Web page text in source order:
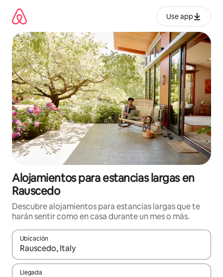
contenido
Use app
Alojamientos para estancias largas en
Rauscedo
Descubre alojamientos para estancias largas que te
harán sentir como en casa durante un mes o más.
Ubicación
Cuando los resultados estén disponibles, podrás navegar
Llegada